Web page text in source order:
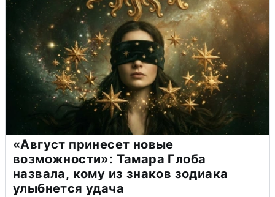
«Август принесет новые
возможности»: Тамара Глоба
назвала, кому из знаков зодиака
улыбнется удача